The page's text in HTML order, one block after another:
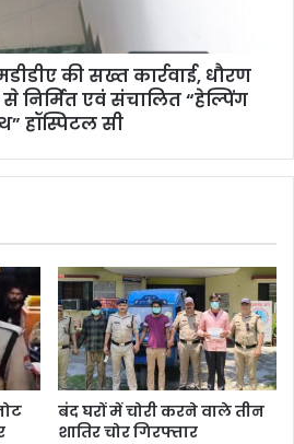
की सख्त कार्रवाई, धौरण
निर्मित एवं संचालित “हेल्पिंग
हॉस्पिटल सी
बंद घरों में चोरी करने वाले तीन
शातिर चोर गिरफ्तार